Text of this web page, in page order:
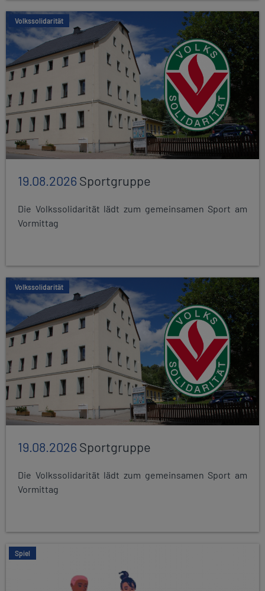
Volkssolidarität
19.08.2026Sportgruppe
Die Volkssolidarität lädt zum gemeinsamen Sport am
Vormittag
Volkssolidarität
19.08.2026Sportgruppe
Die Volkssolidarität lädt zum gemeinsamen Sport am
Vormittag
Spiel